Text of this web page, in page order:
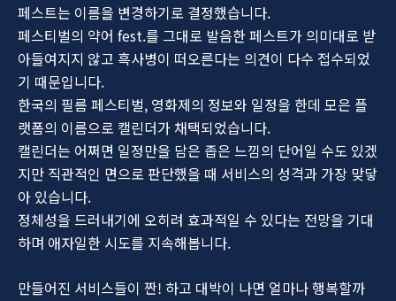
페스트는 이름을 변경하기로 결정했습니다.
페스티벌의 약어 fest.를 그대로 발음한 페스트가 의미대로 받
아들여지지 않고 흑사병이 떠오른다는 의견이 다수 접수되었
기 때문입니다.
한국의 필름 페스티벌, 영화제의 정보와 일정을 한데 모은 플
랫폼의 이름으로 캘린더가 채택되었습니다.
캘린더는 어쩌면 일정만을 담은 좁은 느낌의 단어일 수도 있겠
지만 직관적인 면으로 판단했을 때 서비스의 성격과 가장 맞닿
아 있습니다.
정체성을 드러내기에 오히려 효과적일 수 있다는 전망을 기대
하며 애자일한 시도를 지속해봅니다.
만들어진 서비스들이 짠! 하고 대박이 나면 얼마나 행복할까